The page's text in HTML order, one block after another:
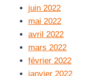
juin 2022
mai 2022
avril 2022
mars 2022
février 2022
janvier 2022